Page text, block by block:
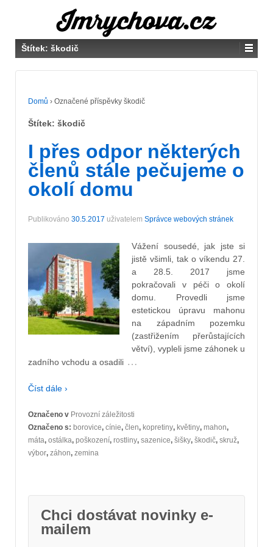
Štítek: škodič
Domů › Označené příspěvky škodič
Štítek: škodič
I přes odpor některých
členů stále pečujeme o
okolí domu
Publikováno 30.5.2017 uživatelem Správce webových stránek
Vážení sousedé, jak jste si
jistě všimli, tak o víkendu 27.
a 28.5. 2017 jsme
pokračovali v péči o okolí
domu. Provedli jsme
estetickou úpravu mahonu
na západním pozemku
(zastřižením přerůstajících
větví), vypleli jsme záhonek u
zadního vchodu a osadili …
Číst dále ›
Označeno v Provozní záležitosti
Označeno s: borovice, cínie, člen, kopretiny, květiny, mahon,
máta, ostálka, poškození, rostliny, sazenice, šišky, škodič, skruž,
výbor, záhon, zemina
Chci dostávat novinky e-
mailem